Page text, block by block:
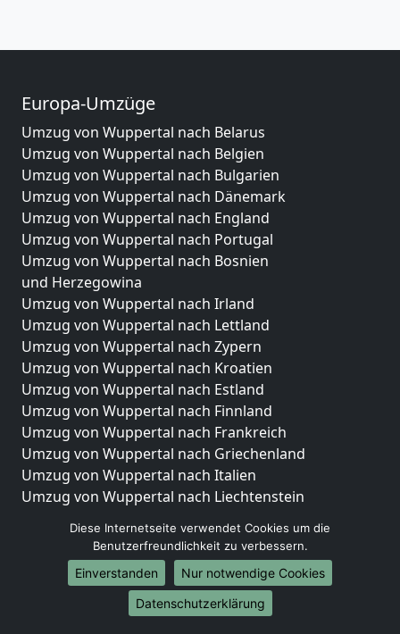
Europa-Umzüge
Umzug von Wuppertal nach Belarus
Umzug von Wuppertal nach Belgien
Umzug von Wuppertal nach Bulgarien
Umzug von Wuppertal nach Dänemark
Umzug von Wuppertal nach England
Umzug von Wuppertal nach Portugal
Umzug von Wuppertal nach Bosnien
und Herzegowina
Umzug von Wuppertal nach Irland
Umzug von Wuppertal nach Lettland
Umzug von Wuppertal nach Zypern
Umzug von Wuppertal nach Kroatien
Umzug von Wuppertal nach Estland
Umzug von Wuppertal nach Finnland
Umzug von Wuppertal nach Frankreich
Umzug von Wuppertal nach Griechenland
Umzug von Wuppertal nach Italien
Umzug von Wuppertal nach Liechtenstein
Umzug von Wuppertal nach Niederlande
Umzug von Wuppertal nach Norwegen
Umzüge-Deutschlandweit
Diese Internetseite verwendet Cookies um die
Benutzerfreundlichkeit zu verbessern.
Einverstanden
Nur notwendige Cookies
Datenschutzerklärung